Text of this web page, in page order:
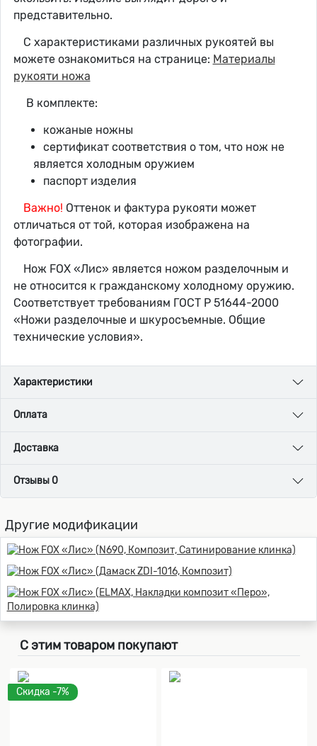
представительно.
С характеристиками различных рукоятей вы
можете ознакомиться на странице: Материалы
рукояти ножа
В комплекте:
кожаные ножны
сертификат соответствия о том, что нож не
является холодным оружием
паспорт изделия
Важно! Оттенок и фактура рукояти может
отличаться от той, которая изображена на
фотографии.
Нож FOX «Лис» является ножом разделочным и
не относится к гражданскому холодному оружию.
Соответствует требованиям ГОСТ Р 51644-2000
«Ножи разделочные и шкуросъемные. Общие
технические условия».
Характеристики
Оплата
Доставка
Отзывы 0
Другие модификации
С этим товаром покупают
Скидка -7%